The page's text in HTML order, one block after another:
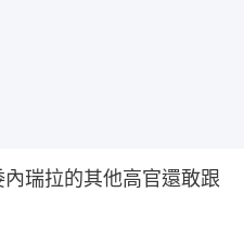
瑞拉的其他高官還敢跟